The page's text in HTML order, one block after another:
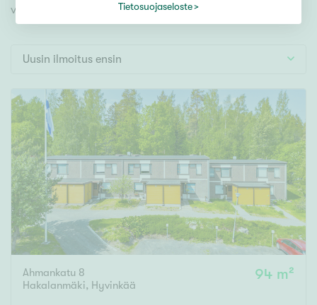
Vapaa-ajan asunto
Autotalli
Hinta
000 000 €
Pinta-ala
Asuinpinta-ala Kokonaispinta-ala
varmasti unelmiesi kodin.
Uusin ilmoitus ensin
Ahmankatu 8
Hakalanmäki, Hyvinkää
94 m²
Tietosuojaseloste